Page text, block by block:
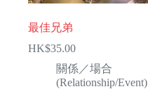
最佳兄弟
HK$35.00
關係／場合
(Relationship/Event)